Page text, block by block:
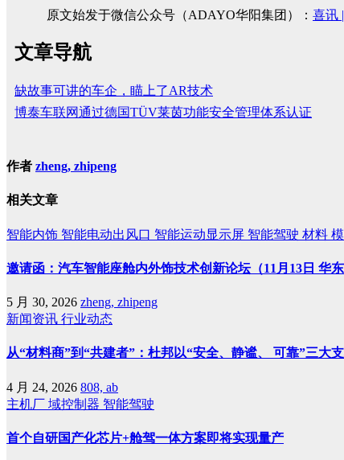
原文始发于微信公众号（ADAYO华阳集团）： 喜讯
文章导航
缺故事可讲的车企，瞄上了AR技术
博泰车联网通过德国TÜV莱茵功能安全管理体系认证
作者 zheng, zhipeng
相关文章
智能内饰 智能电动出风口 智能运动显示屏 智能驾驶 材料
邀请函：汽车智能座舱内外饰技术创新论坛（11月13日 华东
5 月 30, 2026 zheng, zhipeng
新闻资讯 行业动态
从“材料商”到“共建者”：杜邦以“安全、静谧、 可靠”三大
4 月 24, 2026 808, ab
主机厂 域控制器 智能驾驶
首个自研国产化芯片+舱驾一体方案即将实现量产